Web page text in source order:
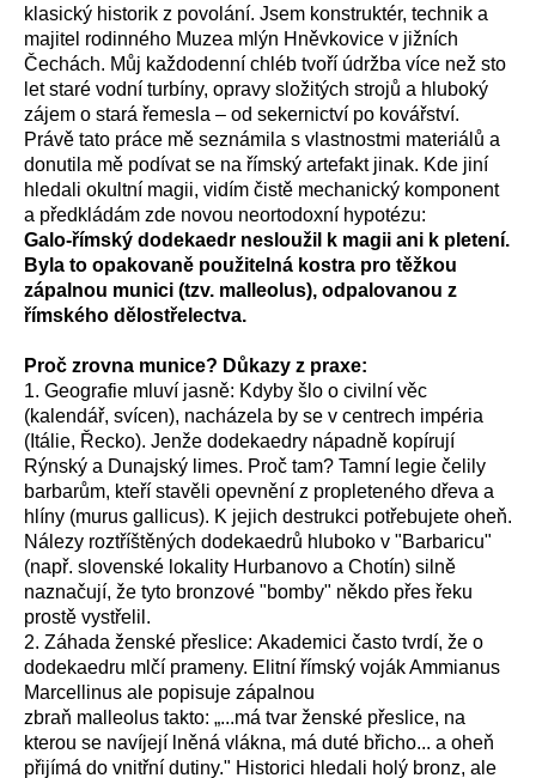
klasický historik z povolání. Jsem konstruktér, technik a
majitel rodinného Muzea mlýn Hněvkovice v jižních
Čechách. Můj každodenní chléb tvoří údržba více než sto
let staré vodní turbíny, opravy složitých strojů a hluboký
zájem o stará řemesla – od sekernictví po kovářství.
Právě tato práce mě seznámila s vlastnostmi materiálů a
donutila mě podívat se na římský artefakt jinak. Kde jiní
hledali okultní magii, vidím čistě mechanický komponent
a předkládám zde novou neortodoxní hypotézu:
Galo-římský dodekaedr nesloužil k magii ani k pletení.
Byla to opakovaně použitelná kostra pro těžkou
zápalnou munici (tzv. malleolus), odpalovanou z
římského dělostřelectva.
Proč zrovna munice? Důkazy z praxe:
1. Geografie mluví jasně: Kdyby šlo o civilní věc
(kalendář, svícen), nacházela by se v centrech impéria
(Itálie, Řecko). Jenže dodekaedry nápadně kopírují
Rýnský a Dunajský limes. Proč tam? Tamní legie čelily
barbarům, kteří stavěli opevnění z propleteného dřeva a
hlíny (murus gallicus). K jejich destrukci potřebujete oheň.
Nálezy roztříštěných dodekaedrů hluboko v "Barbaricu"
(např. slovenské lokality Hurbanovo a Chotín) silně
naznačují, že tyto bronzové "bomby" někdo přes řeku
prostě vystřelil.
2. Záhada ženské přeslice: Akademici často tvrdí, že o
dodekaedru mlčí prameny. Elitní římský voják Ammianus
Marcellinus ale popisuje zápalnou
zbraň malleolus takto: „...má tvar ženské přeslice, na
kterou se navíjejí lněná vlákna, má duté břicho... a oheň
přijímá do vnitřní dutiny." Historici hledali holý bronz, ale